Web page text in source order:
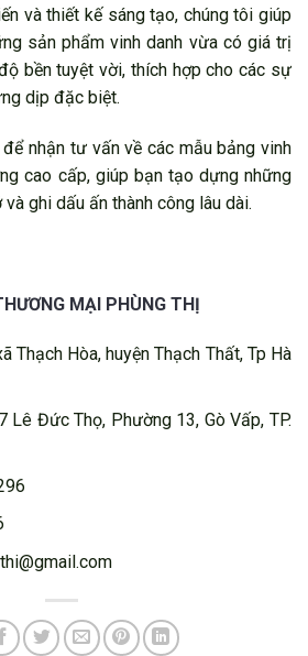
và thiết kế sáng tạo, chúng tôi giúp
sản phẩm vinh danh vừa có giá trị
bền tuyệt vời, thích hợp cho các sự
dịp đặc biệt.
nhận tư vấn về các mẫu bảng vinh
cao cấp, giúp bạn tạo dựng những
ghi dấu ấn thành công lâu dài.
MẠI PHÙNG THỊ
Thạch Hòa, huyện Thạch Thất, Tp Hà
Lê Đức Thọ, Phường 13, Gò Vấp, TP.